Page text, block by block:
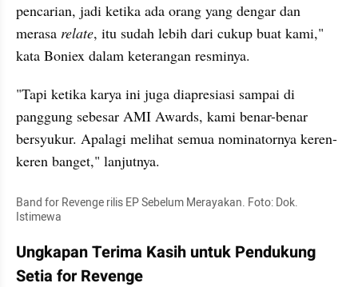
pencarian, jadi ketika ada orang yang dengar dan
merasa relate, itu sudah lebih dari cukup buat kami,"
kata Boniex dalam keterangan resminya.
"Tapi ketika karya ini juga diapresiasi sampai di
panggung sebesar AMI Awards, kami benar-benar
bersyukur. Apalagi melihat semua nominatornya keren-
keren banget," lanjutnya.
Band for Revenge rilis EP Sebelum Merayakan. Foto: Dok.
Istimewa
Ungkapan Terima Kasih untuk Pendukung
Setia for Revenge